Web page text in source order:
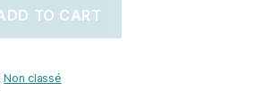
TO CART
Non classé